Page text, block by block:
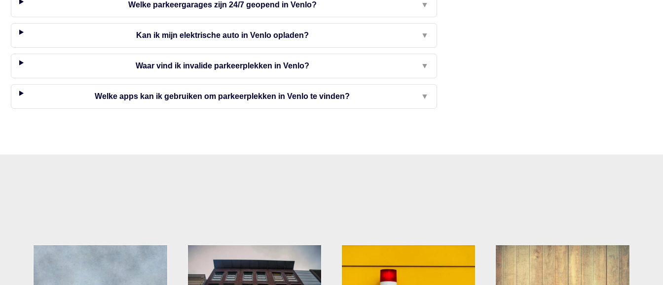
Welke parkeergarages zijn 24/7 geopend in Venlo? ▼
Kan ik mijn elektrische auto in Venlo opladen? ▼
Waar vind ik invalide parkeerplekken in Venlo? ▼
Welke apps kan ik gebruiken om parkeerplekken in Venlo te vinden? ▼